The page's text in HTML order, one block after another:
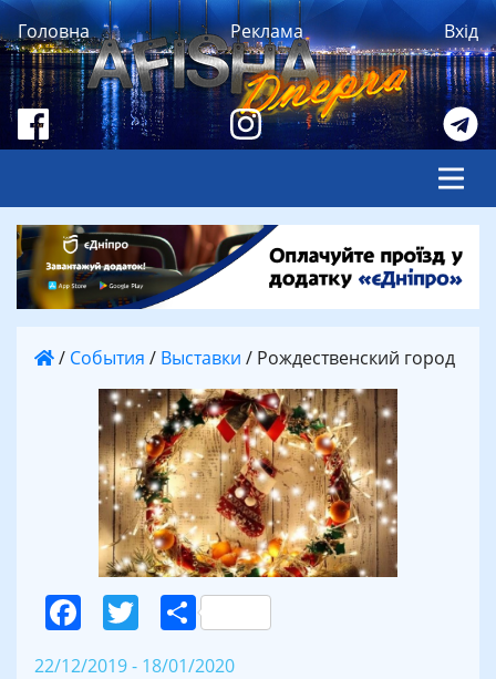
Головна Реклама Вхід
/ События / Выставки / Рождественский город
Facebook
Twitter
Поділитися
22/12/2019 - 18/01/2020